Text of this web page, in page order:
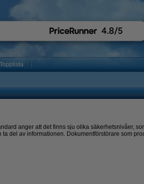
Topplista
anger att det finns sju olika säkerhetsnivåer,
del av informationen. Dokumentförstörare som